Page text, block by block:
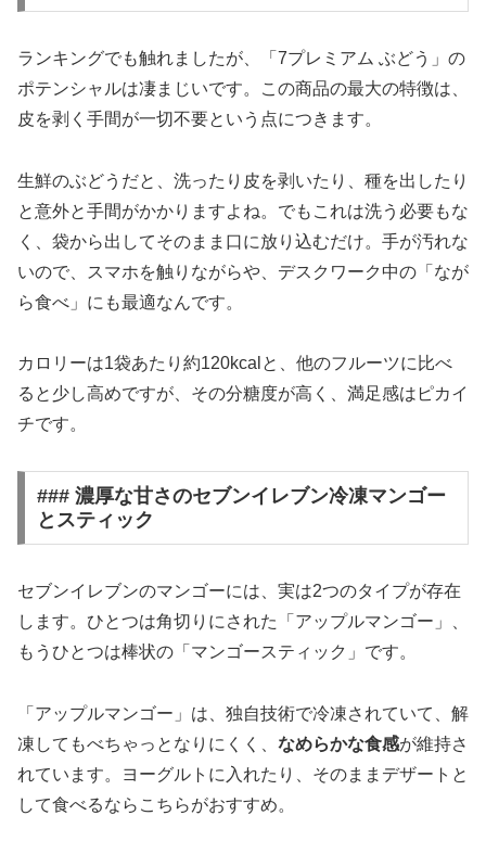
ランキングでも触れましたが、「7プレミアム ぶどう」の
ポテンシャルは凄まじいです。この商品の最大の特徴は、
皮を剥く手間が一切不要という点につきます。
生鮮のぶどうだと、洗ったり皮を剥いたり、種を出したり
と意外と手間がかかりますよね。でもこれは洗う必要もな
く、袋から出してそのまま口に放り込むだけ。手が汚れな
いので、スマホを触りながらや、デスクワーク中の「なが
ら食べ」にも最適なんです。
カロリーは1袋あたり約120kcalと、他のフルーツに比べ
ると少し高めですが、その分糖度が高く、満足感はピカイ
チです。
### 濃厚な甘さのセブンイレブン冷凍マンゴー
とスティック
セブンイレブンのマンゴーには、実は2つのタイプが存在
します。ひとつは角切りにされた「アップルマンゴー」、
もうひとつは棒状の「マンゴースティック」です。
「アップルマンゴー」は、独自技術で冷凍されていて、解
凍してもべちゃっとなりにくく、 なめらかな食感が維持さ
れています。ヨーグルトに入れたり、そのままデザートと
して食べるならこちらがおすすめ。